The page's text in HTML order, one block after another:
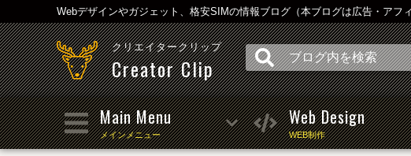
Webデザインやガジェット、格安SIMの情報ブログ（本ブログは広告・アフ
クリエイタークリップ
Creator Clip
Main Menu
メインメニュー
Web Design
WEB制作